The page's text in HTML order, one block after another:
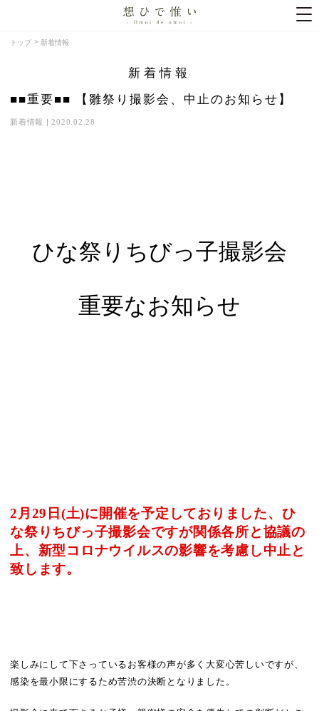
トップ 新着情報
新着情報
■■重要■■ 【雛祭り撮影会、中止のお知らせ】
新着情報 |2020.02.28
ひな祭りちびっ子撮影会
重要なお知らせ
2月29日(土)に開催を予定しておりました、ひ
な祭りちびっ子撮影会ですが関係各所と協議の
上、新型コロナウイルスの影響を考慮し中止と
致します。
楽しみにして下さっているお客様の声が多く大変心苦しいですが、
感染を最小限にするため苦渋の決断となりました。